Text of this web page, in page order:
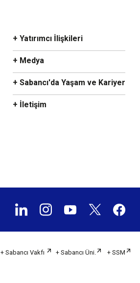
+ Yatırımcı İlişkileri
+ Medya
+ Sabancı'da Yaşam ve Kariyer
+ İletişim
+ Sabancı Vakfı + Sabancı Üni. + SSM